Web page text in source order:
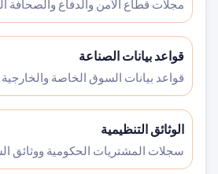
مجلات قطاع الأمن والدفاع والصحافة
قواعد بيانات الصناعة
قواعد بيانات السوق الخاصة والخارجية
الوثائق التنظيمية
سجلات المشتريات الحكومية ووثائق